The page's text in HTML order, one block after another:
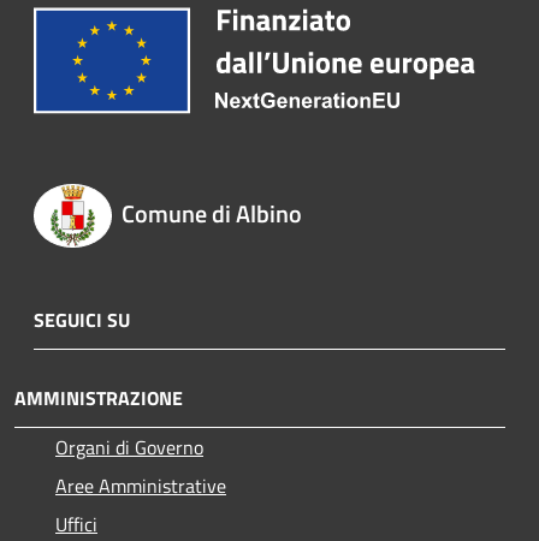
Comune di Albino
SEGUICI SU
AMMINISTRAZIONE
Organi di Governo
Aree Amministrative
Uffici